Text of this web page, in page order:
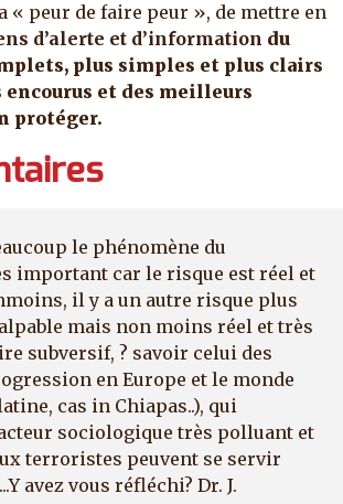
« peur de faire peur », de mettre en
d’alerte et d’information du
plus simples et plus clairs
encourus et des meilleurs
protéger.
le phénomène du
important car le risque est réel et
il y a un autre risque plus
mais non moins réel et très
subversif, ? savoir celui des
en Europe et le monde
cas in Chiapas..), qui
sociologique très polluant et
terroristes peuvent se servir
avez vous réfléchi? Dr. J.